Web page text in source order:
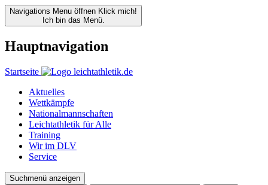
Navigations Menu öffnen Klick mich!
Ich bin das Menü.
Hauptnavigation
Startseite
Aktuelles
Wettkämpfe
Nationalmannschaften
Leichtathletik für Alle
Training
Wir im DLV
Service
Suchmenü anzeigen